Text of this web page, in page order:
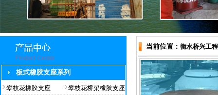
板式橡胶支座系列
攀枝花橡胶支座 攀枝花桥梁橡胶支座
当前位置： 衡水桥兴工